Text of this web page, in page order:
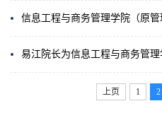
上页 1 2